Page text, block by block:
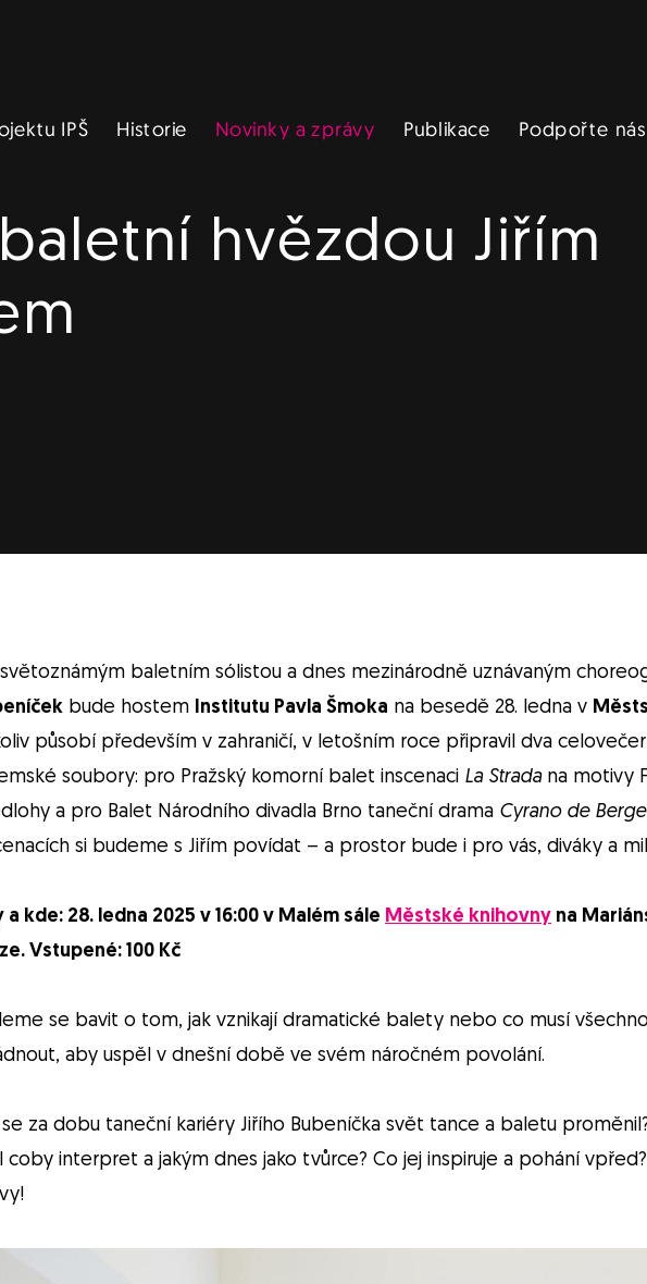
IPŠ Historie Novinky a zprávy Publikace Podpořte nás
hvězdou Jiřím
baletním sólistou a dnes mezinárodně uznávaným
bude hostem Institutu Pavla Šmoka na besedě 28. ledna v
působí především v zahraničí, v letošním roce připravil dva
soubory: pro Pražský komorní balet inscenaci La Stradana motivy
a pro Balet Národního divadla Brno taneční drama Cyrano de
si budeme s Jiřím povídat – a prostor bude i pro vás, diváky a
a kde: 28. ledna 2025 v 16:00 v Malém sále Městské knihovny na
Vstupené: 100 Kč
se bavit o tom, jak vznikají dramatické balety nebo co musí
aby uspěl v dnešní době ve svém náročném povolání.
se za dobu taneční kariéry Jiřího Bubeníčka svět tance a baletu
coby interpret a jakým dnes jako tvůrce? Co jej inspiruje a pohání